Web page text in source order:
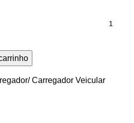
Carregador Veicular